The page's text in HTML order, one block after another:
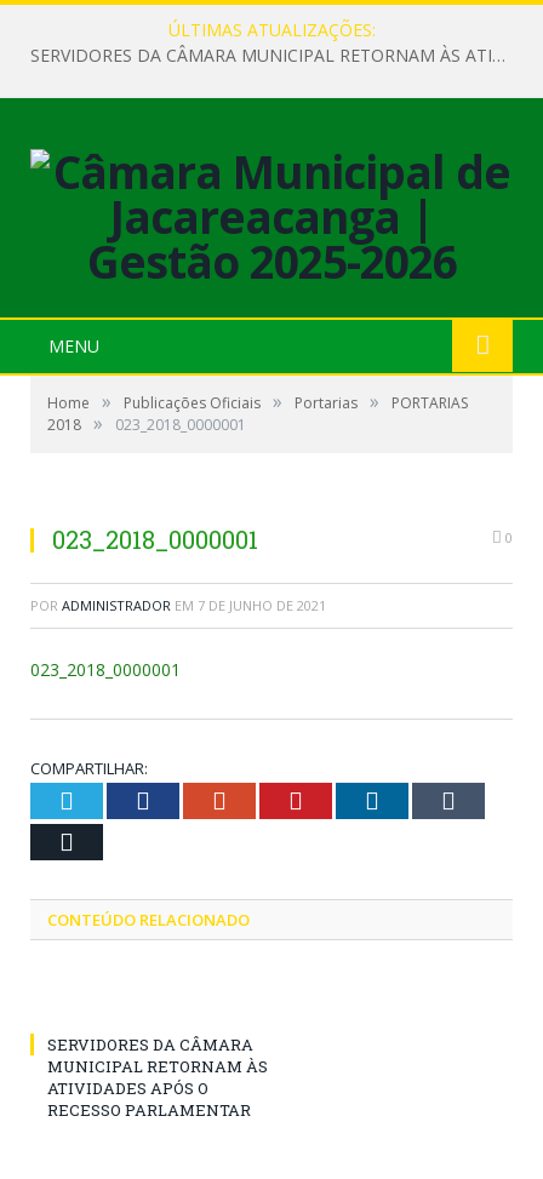
ÚLTIMAS ATUALIZAÇÕES:
SERVIDORES DA CÂMARA MUNICIPAL RETORNAM ÀS ATIVIDADES APÓS O RECESSO PARLAMENTAR
MENU
Home » Publicações Oficiais » Portarias »
PORTARIAS
2018 » 023_2018_0000001
023_2018_0000001 0
POR ADMINISTRADOR EM 7 DE JUNHO DE 2021
023_2018_0000001
COMPARTILHAR:
Twitter Facebook Google+ Pinterest LinkedIn
CONTEÚDO RELACIONADO
SERVIDORES DA CÂMARA
MUNICIPAL RETORNAM ÀS
ATIVIDADES APÓS O
RECESSO PARLAMENTAR